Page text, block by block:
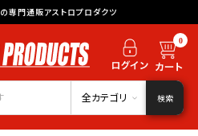
専門通販アストロプロダクツ
0
全カテゴリ 検索